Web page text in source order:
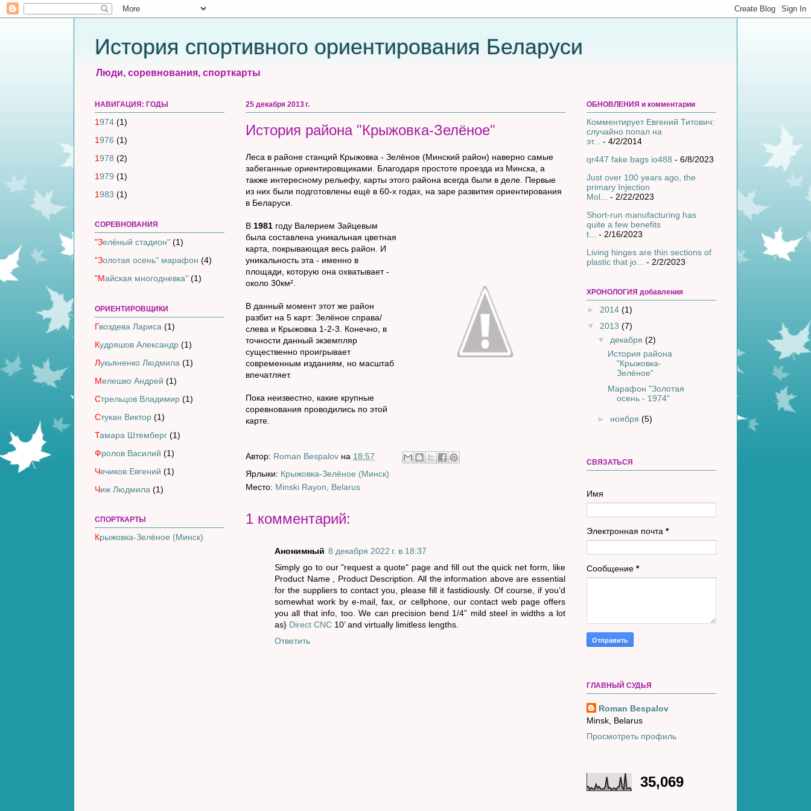
История спортивного ориентирования Беларуси
Люди, соревнования, спорткарты
25 декабря 2013 г.
История района "Крыжовка-Зелёное"
Леса в районе станций Крыжовка - Зелёное (Минский район) наверно самые
забеганные ориентировщиками. Благодаря простоте проезда из Минска, а
также интересному рельефу, карты этого района всегда были в деле. Первые
из них были подготовлены ещё в 60-х годах, на заре развития ориентирования
в Беларуси.
В 1981 году Валерием Зайцевым
была составлена уникальная цветная
карта, покрывающая весь район. И
уникальность эта - именно в
площади, которую она охватывает -
около 30км².
В данный момент этот же район
разбит на 5 карт: Зелёное справа/
слева и Крыжовка 1-2-3. Конечно, в
точности данный экземпляр
существенно проигрывает
современным изданиям, но масштаб
впечатляет.
Пока неизвестно, какие крупные
соревнования проводились по этой
карте.
Автор: Roman Bespalov на 18:57
Ярлыки: Крыжовка-Зелёное (Минск)
Место: Minski Rayon, Belarus
1 комментарий:
Анонимный 8 декабря 2022 г. в 18:37
Simply go to our "request a quote" page and fill out the quick net form, like
Product Name , Product Description. All the information above are essential
for the suppliers to contact you, please fill it fastidiously. Of course, if you’d
somewhat work by e-mail, fax, or cellphone, our contact web page offers
you all that info, too. We can precision bend 1/4” mild steel in widths a lot
as} Direct CNC 10’ and virtually limitless lengths.
Ответить
НАВИГАЦИЯ: ГОДЫ
1974 (1)
1976 (1)
1978 (2)
1979 (1)
1983 (1)
СОРЕВНОВАНИЯ
"Зелёный стадион" (1)
"Золотая осень" марафон (4)
"Майская многодневка" (1)
ОРИЕНТИРОВЩИКИ
Гвоздева Лариса (1)
Кудряшов Александр (1)
Лукьяненко Людмила (1)
Мелешко Андрей (1)
Стрельцов Владимир (1)
Стукан Виктор (1)
Тамара Штемберг (1)
Фролов Василий (1)
Чечиков Евгений (1)
Чиж Людмила (1)
СПОРТКАРТЫ
Крыжовка-Зелёное (Минск)
ОБНОВЛЕНИЯ и комментарии
Комментирует Евгений Титович:
случайно попал на
эт...
- 4/2/2014
qr447 fake bags io488 - 6/8/2023
Just over 100 years ago, the
primary Injection
Mol...
- 2/22/2023
Short-run manufacturing has
quite a few benefits
t...
- 2/16/2023
Living hinges are thin sections of
plastic that jo...
- 2/2/2023
ХРОНОЛОГИЯ добавления
► 2014 (1)
▼ 2013 (7)
▼ декабря (2)
История района
"Крыжовка-
Зелёное"
Марафон "Золотая
осень - 1974"
► ноября (5)
СВЯЗАТЬСЯ
Имя
Электронная почта *
Сообщение *
ГЛАВНЫЙ СУДЬЯ
Roman Bespalov
Minsk, Belarus
Просмотреть профиль
35,069